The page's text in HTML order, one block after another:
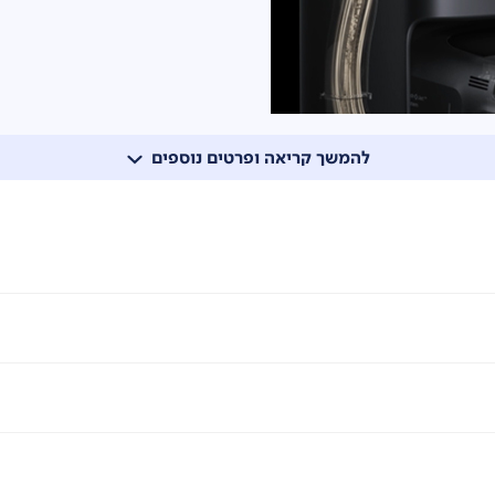
להמשך קריאה ופרטים נוספים